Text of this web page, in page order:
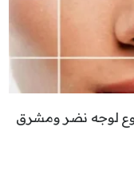
لوجه نضر ومشرق